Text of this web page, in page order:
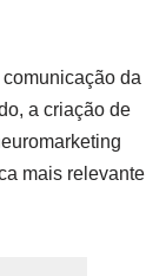
da
a criação de
mais relevante